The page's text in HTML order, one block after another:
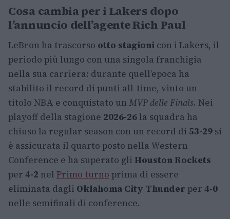
Cosa cambia per i Lakers dopo
l’annuncio dell’agente Rich Paul
LeBron ha trascorso otto stagioni con i Lakers, il
periodo più lungo con una singola franchigia
nella sua carriera: durante quell’epoca ha
stabilito il record di punti all-time, vinto un
titolo NBA e conquistato un MVP delle Finals. Nei
playoff della stagione 2026-26 la squadra ha
chiuso la regular season con un record di 53-29 si
è assicurata il quarto posto nella Western
Conference e ha superato gli Houston Rockets
per 4-2 nel Primo turno prima di essere
eliminata dagli Oklahoma City Thunder per 4-0
nelle semifinali di conference.